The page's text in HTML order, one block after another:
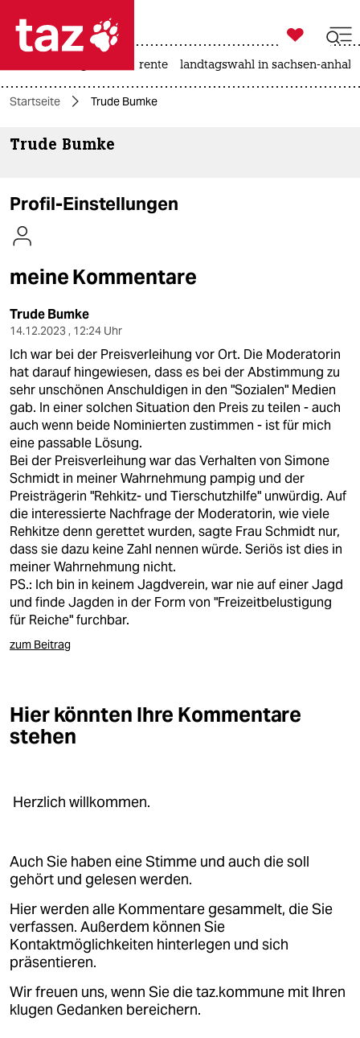
 taz zahl ich
taz zahl ich
themen
kultur
sport
berlin
nord
wahrheit
verlag
verlag
veranstaltungen
shop
fragen & hilfe
unterstützen
epaper login

taz zahl ich
rente landtagswahl in sachsen-anhalt
Startseite Trude Bumke
Trude Bumke
Profil-Einstellungen
meine Kommentare
Trude Bumke
14.12.2023 , 12:24 Uhr
Ich war bei der Preisverleihung vor Ort. Die Moderatorin
hat darauf hingewiesen, dass es bei der Abstimmung zu
sehr unschönen Anschuldigen in den "Sozialen" Medien
gab. In einer solchen Situation den Preis zu teilen - auch
auch wenn beide Nominierten zustimmen - ist für mich
eine passable Lösung.
Bei der Preisverleihung war das Verhalten von Simone
Schmidt in meiner Wahrnehmung pampig und der
Preisträgerin "Rehkitz- und Tierschutzhilfe" unwürdig. Auf
die interessierte Nachfrage der Moderatorin, wie viele
Rehkitze denn gerettet wurden, sagte Frau Schmidt nur,
dass sie dazu keine Zahl nennen würde. Seriös ist dies in
meiner Wahrnehmung nicht.
PS.: Ich bin in keinem Jagdverein, war nie auf einer Jagd
und finde Jagden in der Form von "Freizeitbelustigung
für Reiche" furchbar.
zum Beitrag
Hier könnten Ihre Kommentare
stehen
Herzlich willkommen.
Auch Sie haben eine Stimme und auch die soll
gehört und gelesen werden.
Hier werden alle Kommentare gesammelt, die Sie
verfassen. Außerdem können Sie
Kontaktmöglichkeiten hinterlegen und sich
präsentieren.
Wir freuen uns, wenn Sie die taz.kommune mit Ihren
klugen Gedanken bereichern.